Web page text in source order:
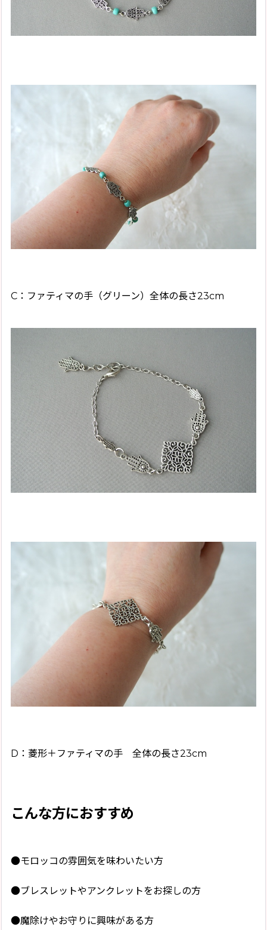
C：ファティマの手（グリーン）全体の長さ23cm
D：菱形＋ファティマの手 全体の長さ23cm
こんな方におすすめ
●モロッコの雰囲気を味わいたい方
●ブレスレットやアンクレットをお探しの方
●魔除けやお守りに興味がある方